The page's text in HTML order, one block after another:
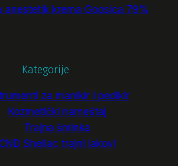
anestetik krema Goosica 79%
Kategorije
za manikir i pedikir
Kozmetički nameštaj
Trajna šminka
CND Shellac trajni lakovi